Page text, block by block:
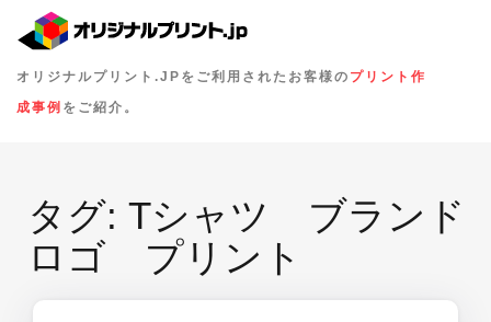
オリジナルプリント.JPをご利用されたお客様の プリント作
成事例 をご紹介。
タグ: Tシャツ ブランド
ロゴ プリント